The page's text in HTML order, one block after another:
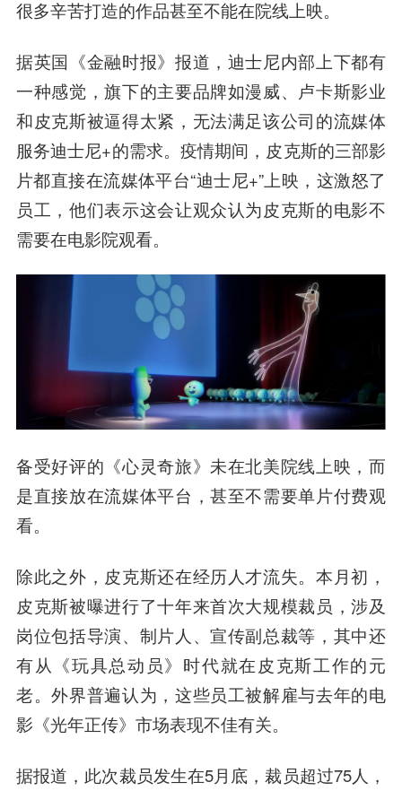
很多辛苦打造的作品甚至不能在院线上映。
据英国《金融时报》报道，迪士尼内部上下都有
一种感觉，旗下的主要品牌如漫威、卢卡斯影业
和皮克斯被逼得太紧，无法满足该公司的流媒体
服务迪士尼+的需求。疫情期间，皮克斯的三部影
片都直接在流媒体平台“迪士尼+”上映，这激怒了
员工，他们表示这会让观众认为皮克斯的电影不
需要在电影院观看。
备受好评的《心灵奇旅》未在北美院线上映，而
是直接放在流媒体平台，甚至不需要单片付费观
看。
除此之外，皮克斯还在经历人才流失。本月初，
皮克斯被曝进行了十年来首次大规模裁员，涉及
岗位包括导演、制片人、宣传副总裁等，其中还
有从《玩具总动员》时代就在皮克斯工作的元
老。外界普遍认为，这些员工被解雇与去年的电
影《光年正传》市场表现不佳有关。
据报道，此次裁员发生在5月底，裁员超过75人，